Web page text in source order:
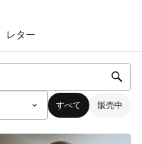
レター
すべて 販売中